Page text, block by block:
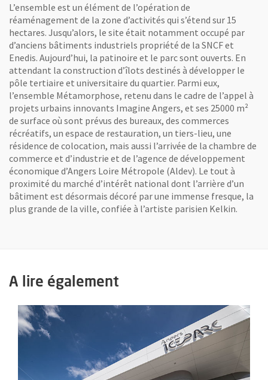
L’ensemble est un élément de l’opération de
réaménagement de la zone d’activités qui s’étend sur 15
hectares. Jusqu’alors, le site était notamment occupé par
d’anciens bâtiments industriels propriété de la SNCF et
Enedis. Aujourd’hui, la patinoire et le parc sont ouverts. En
attendant la construction d’îlots destinés à développer le
pôle tertiaire et universitaire du quartier. Parmi eux,
l’ensemble Métamorphose, retenu dans le cadre de l’appel à
projets urbains innovants Imagine Angers, et ses 25000 m²
de surface où sont prévus des bureaux, des commerces
récréatifs, un espace de restauration, un tiers-lieu, une
résidence de colocation, mais aussi l’arrivée de la chambre de
commerce et d’industrie et de l’agence de développement
économique d’Angers Loire Métropole (Aldev). Le tout à
proximité du marché d’intérêt national dont l’arrière d’un
bâtiment est désormais décoré par une immense fresque, la
plus grande de la ville, confiée à l’artiste parisien Kelkin.
A lire également
En savoir plus sur l'actualité Angers Iceparc, nouvel écrin des